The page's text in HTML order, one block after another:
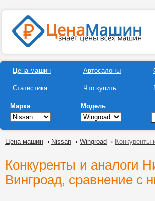
Цена машин
Статистика
Автосалоны
Что купить
Марка Модель
Цена машин › Nissan › Wingroad › Конкуренты
Конкуренты и аналоги
Вингроад, сравнение с